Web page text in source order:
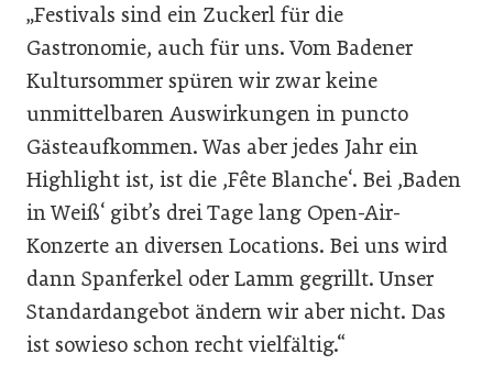
„Festivals sind ein Zuckerl für die
Gastronomie, auch für uns. Vom Badener
Kultursommer spüren wir zwar keine
unmittelbaren Auswirkungen in puncto
Gästeaufkommen. Was aber jedes Jahr ein
Highlight ist, ist die ,Fête Blanche‘. Bei ,Baden
in Weiß‘ gibt’s drei Tage lang Open-Air-
Konzerte an diversen Locations. Bei uns wird
dann Spanferkel oder Lamm gegrillt. Unser
Standardangebot ändern wir aber nicht. Das
ist sowieso schon recht vielfältig.“